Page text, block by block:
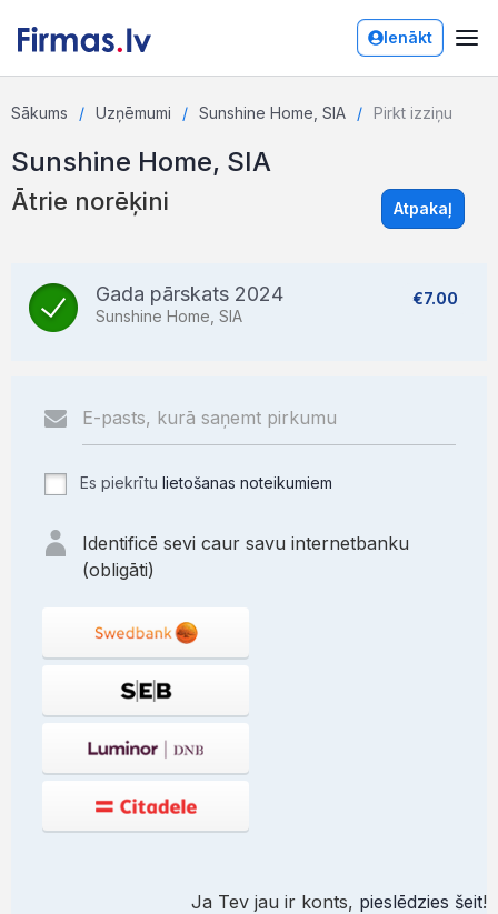
Ienākt
Sākums Uzņēmumi Sunshine Home, SIA Pirkt izziņu
Sunshine Home, SIA
Ātrie norēķini Atpakaļ
Gada pārskats 2024
Sunshine Home, SIA
€7.00
Es piekrītu lietošanas noteikumiem
Identificē sevi caur savu internetbanku
(obligāti)
Ja Tev jau ir konts, pieslēdzies šeit!